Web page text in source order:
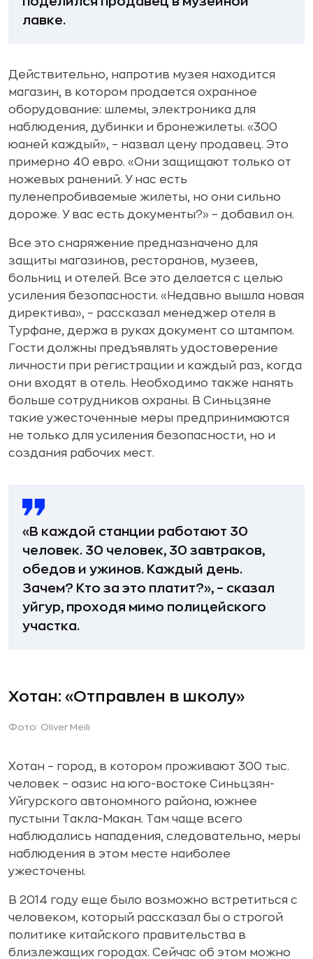
лавке.
Действительно, напротив музея находится
магазин, в котором продается охранное
оборудование: шлемы, электроника для
наблюдения, дубинки и бронежилеты. «300
юаней каждый», – назвал цену продавец. Это
примерно 40 евро. «Они защищают только от
ножевых ранений. У нас есть
пуленепробиваемые жилеты, но они сильно
дороже. У вас есть документы?» – добавил он.
Все это снаряжение предназначено для
защиты магазинов, ресторанов, музеев,
больниц и отелей. Все это делается с целью
усиления безопасности. «Недавно вышла новая
директива», – рассказал менеджер отеля в
Турфане, держа в руках документ со штампом.
Гости должны предъявлять удостоверение
личности при регистрации и каждый раз, когда
они входят в отель. Необходимо также нанять
больше сотрудников охраны. В Синьцзяне
такие ужесточенные меры предпринимаются
не только для усиления безопасности, но и
создания рабочих мест.
«В каждой станции работают 30
человек. 30 человек, 30 завтраков,
обедов и ужинов. Каждый день.
Зачем? Кто за это платит?», – сказал
уйгур, проходя мимо полицейского
участка.
Хотан: «Отправлен в школу»
Фото: Oliver Meili
Хотан – город, в котором проживают 300 тыс.
человек – оазис на юго-востоке Синьцзян-
Уйгурского автономного района, южнее
пустыни Такла-Макан. Там чаще всего
наблюдались нападения, следовательно, меры
наблюдения в этом месте наиболее
ужесточены.
В 2014 году еще было возможно встретиться с
человеком, который рассказал бы о строгой
политике китайского правительства в
близлежащих городах. Сейчас об этом можно